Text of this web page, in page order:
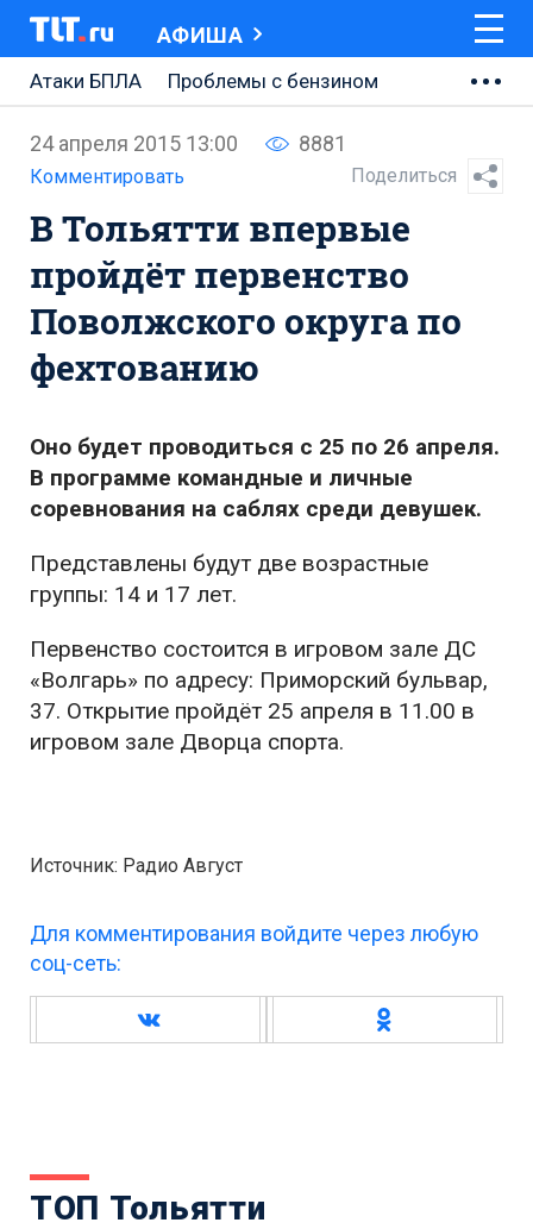
АФИША
Атаки БПЛА
Проблемы с бензином
Ремонт Центральной площади
Ремонт Обводного шоссе
Набережная Тольятти
Неделя Тольятти
24 апреля 2015 13:00 8881
Комментировать Поделиться
В Тольятти впервые
пройдёт первенство
Поволжского округа по
фехтованию
Оно будет проводиться с 25 по 26 апреля.
В программе командные и личные
соревнования на саблях среди девушек.
Представлены будут две возрастные
группы: 14 и 17 лет.
Первенство состоится в игровом зале ДС
«Волгарь» по адресу: Приморский бульвар,
37. Открытие пройдёт 25 апреля в 11.00 в
игровом зале Дворца спорта.
Источник: Радио Август
Для комментирования войдите через любую
соц-сеть:
ТОП Тольятти